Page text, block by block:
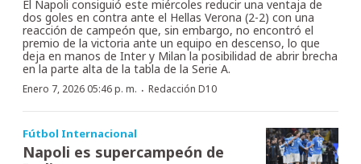
El Napoli consiguió este miércoles reducir una ventaja de
dos goles en contra ante el Hellas Verona (2-2) con una
reacción de campeón que, sin embargo, no encontró el
premio de la victoria ante un equipo en descenso, lo que
deja en manos de Inter y Milan la posibilidad de abrir brecha
en la parte alta de la tabla de la Serie A.
Enero 7, 2026 05:46 p. m. · Redacción D10
Fútbol Internacional
Napoli es supercampeón de